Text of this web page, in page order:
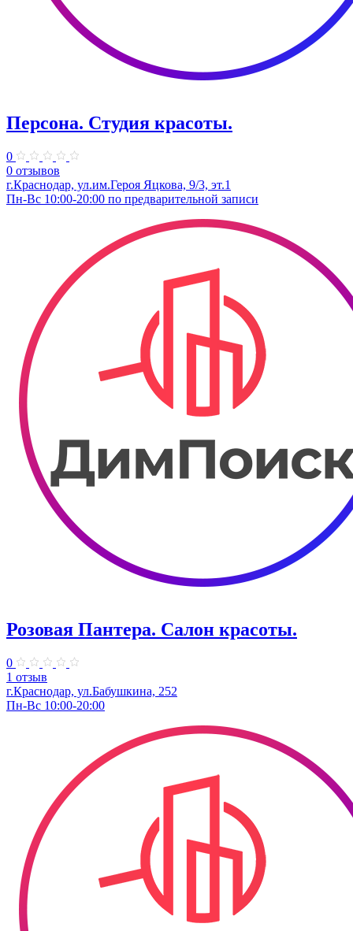
Персона. Студия красоты.
0
0 отзывов
г.Краснодар, ул.им.Героя Яцкова, 9/3, эт.​1
Пн-Вс 10:00-20:00 по предварительной записи
Розовая Пантера. Салон красоты.
0
1 отзыв
г.Краснодар, ул.Бабушкина, 252
Пн-Вс 10:00-20:00